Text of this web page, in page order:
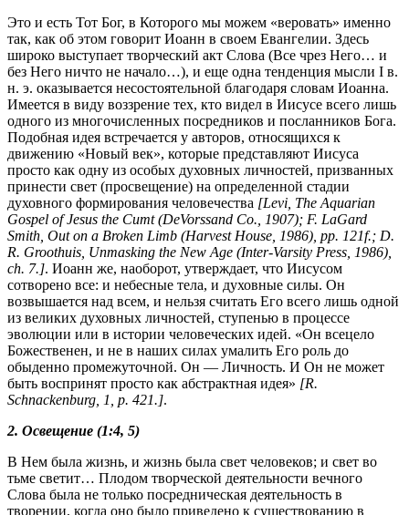
Это и есть Тот Бог, в Которого мы можем «веровать» именно
так, как об этом говорит Иоанн в своем Евангелии. Здесь
широко выступает творческий акт Слова (Все чрез Него… и
без Него ничто не начало…), и еще одна тенденция мысли I в.
н. э. оказывается несостоятельной благодаря словам Иоанна.
Имеется в виду воззрение тех, кто видел в Иисусе всего лишь
одного из многочисленных посредников и посланников Бога.
Подобная идея встречается у авторов, относящихся к
движению «Новый век», которые представляют Иисуса
просто как одну из особых духовных личностей, призванных
принести свет (просвещение) на определенной стадии
духовного формирования человечества [Levi, The Aquarian
Gospel of Jesus the Cumt (DeVorssand Co., 1907); F. LaGard
Smith, Out on a Broken Limb (Harvest House, 1986), pp. 121f.; D.
R. Groothuis, Unmasking the New Age (Inter-Varsity Press, 1986),
ch. 7.]. Иоанн же, наоборот, утверждает, что Иисусом
сотворено все: и небесные тела, и духовные силы. Он
возвышается над всем, и нельзя считать Его всего лишь одной
из великих духовных личностей, ступенью в процессе
эволюции или в истории человеческих идей. «Он всецело
Божественен, и не в наших силах умалить Его роль до
обыденно промежуточной. Он — Личность. И Он не может
быть воспринят просто как абстрактная идея» [R.
Schnackenburg, 1, p. 421.].
2. Освещение (1:4, 5)
В Нем была жизнь, и жизнь была свет человеков; и свет во
тьме светит… Плодом творческой деятельности вечного
Слова была не только посредническая деятельность в
творении, когда оно было приведено к существованию в